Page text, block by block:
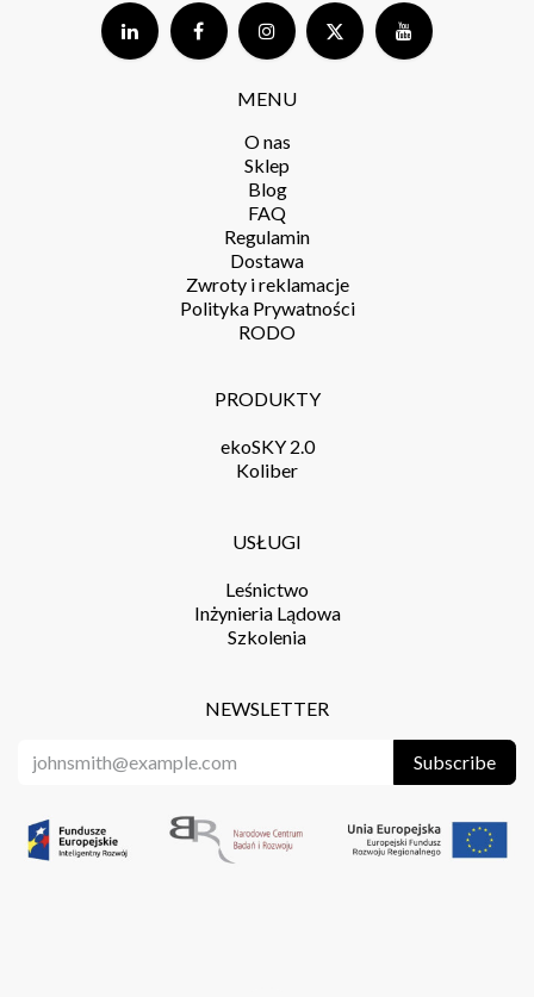
MENU
O nas
Sklep
Blog
FAQ
Regulamin
Dostawa
Zwroty i reklamacje
Polityka Prywatności
RODO
NEWSLETTER
Subscribe
PRODUKTY
ekoSKY 2.0
Koliber
USŁUGI
Leśnictwo
Inżynieria Lądowa
Szkolenia